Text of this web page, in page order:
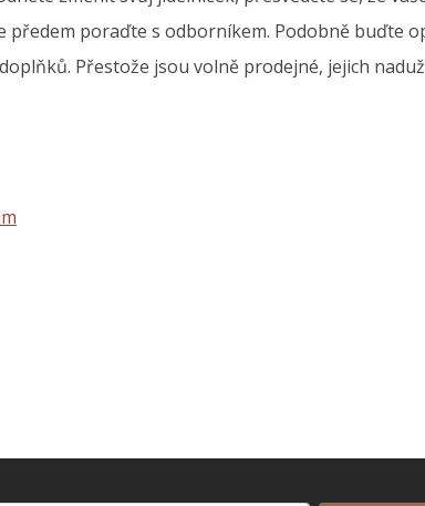
předem poraďte s odborníkem. Podobně buďte
Přestože jsou volně prodejné, jejich